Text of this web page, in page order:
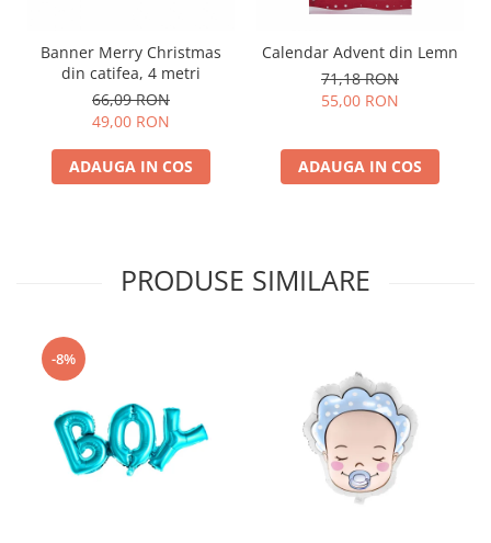
Banner Merry Christmas
din catifea, 4 metri
66,09 RON
49,00 RON
ADAUGA IN COS
Calendar Advent din Lemn
71,18 RON
55,00 RON
ADAUGA IN COS
PRODUSE SIMILARE
-8%